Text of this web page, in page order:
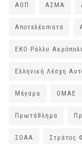
ΑΟΠ ΑΣΜΑ
Αποτελέsmατα
ΕΚΟ Ράλλυ
Ελληνική Λέσχη
Μέγαρα ΟΜΑΕ
Πρωτάθλημα
ΣΟΑΑ Στράτος